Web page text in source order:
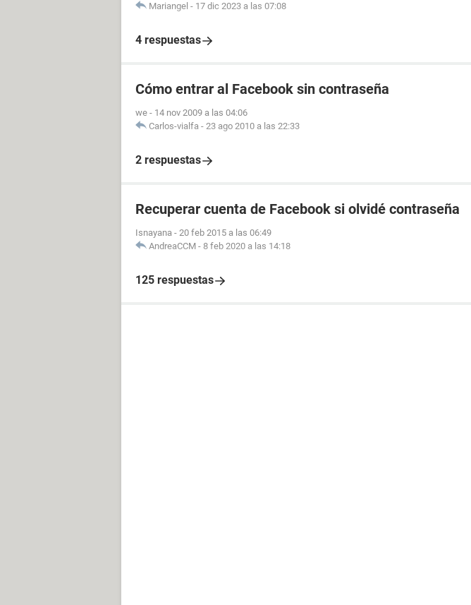
Mariangel - 17 dic 2023 a las 07:08
4 respuestas
Cómo entrar al Facebook sin contraseña
we - 14 nov 2009 a las 04:06
Carlos-vialfa - 23 ago 2010 a las 22:33
2 respuestas
Recuperar cuenta de Facebook si olvidé contraseña
Isnayana - 20 feb 2015 a las 06:49
AndreaCCM - 8 feb 2020 a las 14:18
125 respuestas